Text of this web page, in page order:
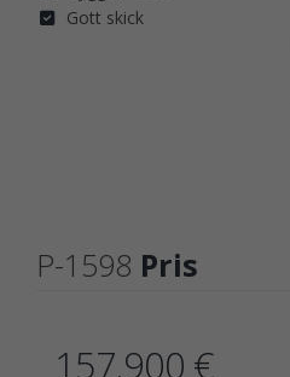
Gott skick
P-1598 Pris
157.900 €